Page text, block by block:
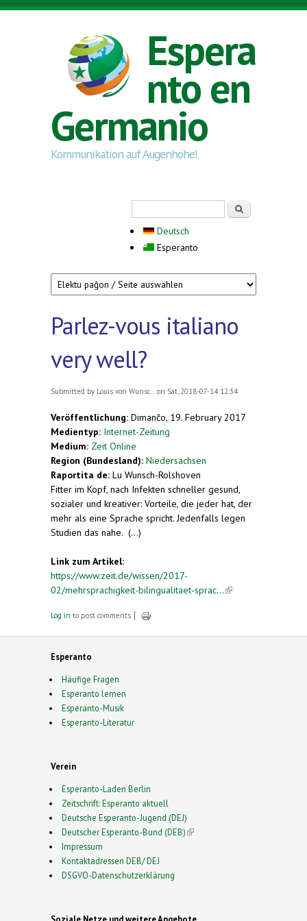
Skip to main content
Espera
nto en
Germanio
Kommunikation auf Augenhöhe!
Deutsch
Esperanto
Parlez-vous italiano
very well?
Submitted by Louis von Wunsc... on Sat, 2018-07-14 12:34
Veröffentlichung: Dimanĉo, 19. February 2017
Medientyp: Internet-Zeitung
Medium: Zeit Online
Region (Bundesland): Niedersachsen
Raportita de: Lu Wunsch-Rolshoven
Fitter im Kopf, nach Infekten schneller gesund,
sozialer und kreativer: Vorteile, die jeder hat, der
mehr als eine Sprache spricht. Jedenfalls legen
Studien das nahe. (...)
Link zum Artikel:
https://www.zeit.de/wissen/2017-
02/mehrsprachigkeit-bilingualitaet-sprac...(link is
Log in to post comments
Esperanto
Häufige Fragen
Esperanto lernen
Esperanto-Musik
Esperanto-Literatur
Verein
Esperanto-Laden Berlin
Zeitschrift: Esperanto aktuell
Deutsche Esperanto-Jugend (DEJ)
Deutscher Esperanto-Bund (DEB)(link is external)
Impressum
Kontaktadressen DEB/ DEJ
DSGVO-Datenschutzerklärung
Soziale Netze und weitere Angebote